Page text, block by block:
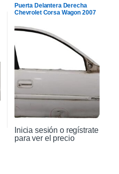
Puerta Delantera Derecha
Chevrolet Corsa Wagon 2007
Inicia sesión o regístrate
para ver el precio